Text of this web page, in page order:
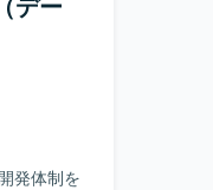
両面を
ていた
こと
Power
す。
てダッ
発体制を